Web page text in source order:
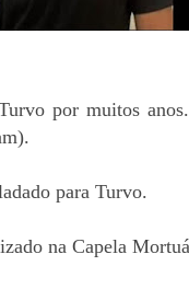
por muitos
para Turvo.
na Capela